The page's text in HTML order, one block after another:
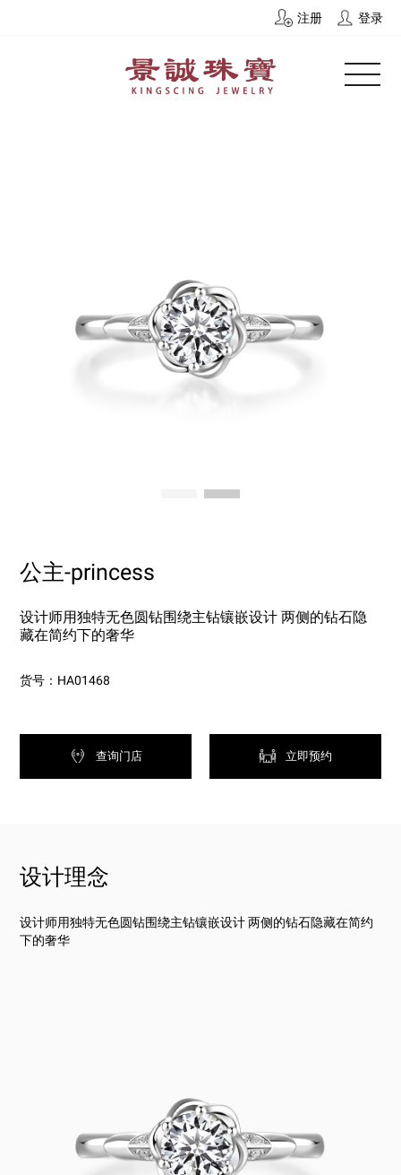
注册 登录
公主-princess
设计师用独特无色圆钻围绕主钻镶嵌设计 两侧的钻石隐
藏在简约下的奢华
货号：HA01468
查询门店 立即预约
设计理念
设计师用独特无色圆钻围绕主钻镶嵌设计 两侧的钻石隐藏在简约
下的奢华